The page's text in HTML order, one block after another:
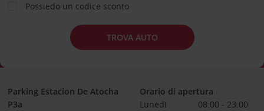
Possiedo un codice sconto
TROVA AUTO
Parking Estacion De Atocha
P3a
Orario di apertura
Lunedì
08:00 - 23:00